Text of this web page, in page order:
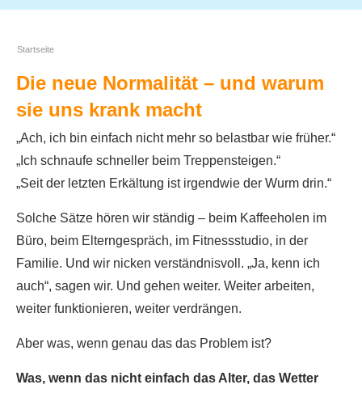
Startseite
Die neue Normalität – und warum
sie uns krank macht
„Ach, ich bin einfach nicht mehr so belastbar wie früher.“
„Ich schnaufe schneller beim Treppensteigen.“
„Seit der letzten Erkältung ist irgendwie der Wurm drin.“
Solche Sätze hören wir ständig – beim Kaffeeholen im
Büro, beim Elterngespräch, im Fitnessstudio, in der
Familie. Und wir nicken verständnisvoll. „Ja, kenn ich
auch“, sagen wir. Und gehen weiter. Weiter arbeiten,
weiter funktionieren, weiter verdrängen.
Aber was, wenn genau das das Problem ist?
Was, wenn das nicht einfach das Alter, das Wetter